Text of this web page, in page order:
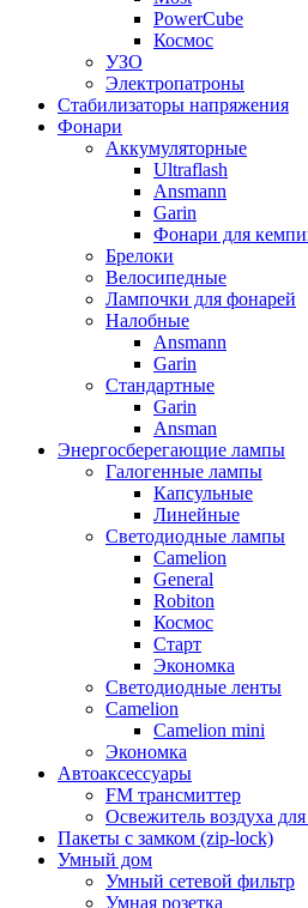
PowerCube
Космос
УЗО
Электропатроны
Стабилизаторы напряжения
Фонари
Аккумуляторные
Ultraflash
Ansmann
Garin
Фонари для
Брелоки
Велосипедные
Лампочки для фонарей
Налобные
Ansmann
Garin
Стандартные
Garin
Ansman
Энергосберегающие лампы
Галогенные лампы
Капсульные
Линейные
Светодиодные лампы
Camelion
General
Robiton
Космос
Старт
Экономка
Светодиодные ленты
Camelion
Camelion mini
Экономка
Автоаксессуары
FM трансмиттер
Освежитель воздуха
Пакеты с замком (zip-lock)
Умный дом
Умный сетевой фильтр
Умная розетка